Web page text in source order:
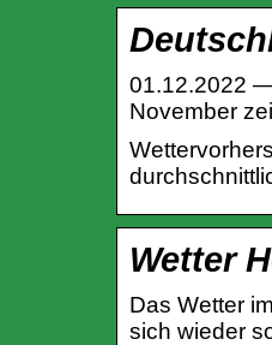
01.12.2022
November
Wetter
Das Wetter
sich wieder